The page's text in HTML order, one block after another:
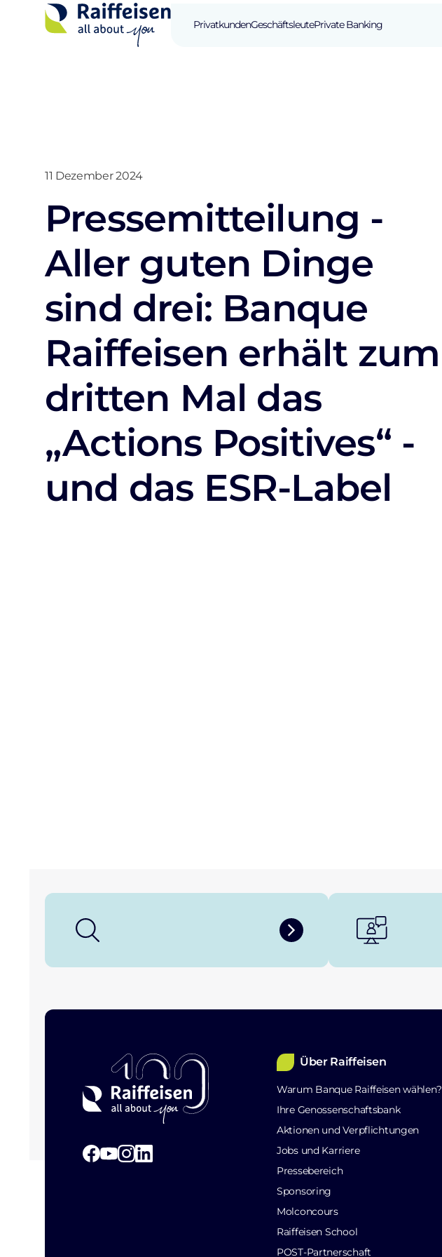
PrivatkundenGeschäftsleutePrivate Banking
11 Dezember 2024
Pressemitteilung -
Aller guten Dinge
sind drei: Banque
Raiffeisen erhält zum
dritten Mal das
„Actions Positives“ -
und das ESR-Label
Über Raiffeisen
Warum Banque Raiffeisen wählen?
Ihre Genossenschaftsbank
Aktionen und Verpflichtungen
Jobs und Karriere
Pressebereich
Sponsoring
Molconcours
Raiffeisen School
POST-Partnerschaft